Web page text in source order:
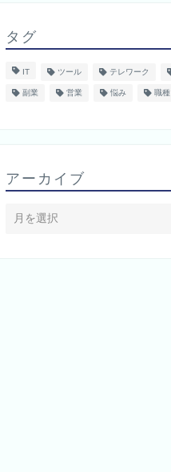
タグ
IT ツール テレワーク
副業 営業 悩み 職種
アーカイブ